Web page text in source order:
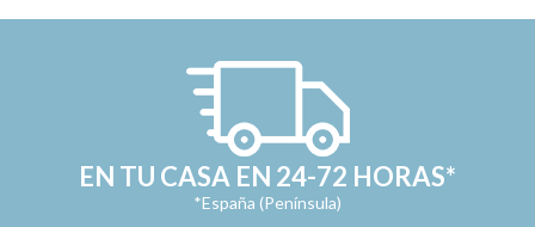
EN TU CASA EN 24-72 HORAS*
*España (Península)